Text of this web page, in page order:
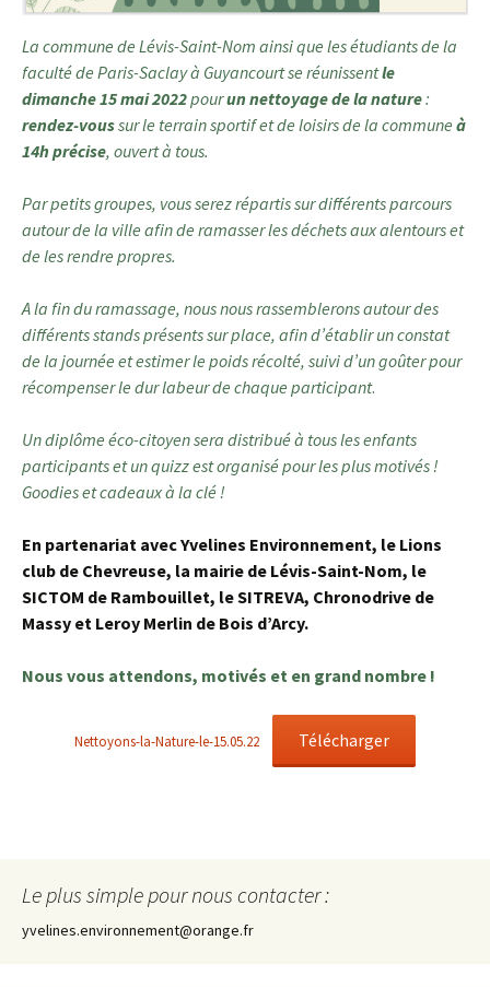
La commune de Lévis-Saint-Nom ainsi que les étudiants de la
faculté de Paris-Saclay à Guyancourt se réunissentle
dimanche 15 mai 2022pourun nettoyage de la nature:
rendez-voussur le terrain sportif et de loisirs de la commune à
14h précise, ouvert à tous.
Par petits groupes, vous serez répartis sur différents parcours
autour de la ville afin de ramasser les déchets aux alentours et
de les rendre propres.
A la fin du ramassage, nous nous rassemblerons autour des
différents stands présents sur place, afin d’établir un constat
de la journée et estimer le poids récolté, suivi d’un goûter pour
récompenser le dur labeur de chaque participant.
Un diplôme éco-citoyen sera distribué à tous les enfants
participants et un quizz est organisé pour les plus motivés !
Goodies et cadeaux à la clé !
En partenariat avec Yvelines Environnement, le Lions
club de Chevreuse, la mairie de Lévis-Saint-Nom, le
SICTOM de Rambouillet, le SITREVA, Chronodrive de
Massy et Leroy Merlin de Bois d’Arcy.
Nous vous attendons, motivés et en grand nombre !
Nettoyons-la-Nature-le-15.05.22 Télécharger
Le plus simple pour nous contacter :
yvelines.environnement@orange.fr